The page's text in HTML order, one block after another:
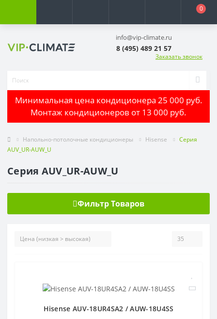
0
info@vip-climate.ru
8 (495) 489 21 57
Заказать звонок
Минимальная цена кондиционера 25 000 руб.
Монтаж кондиционеров от 13 000 руб.
Напольно-потолочные кондиционеры Hisense
Серия
AUV_UR-AUW_U
Серия AUV_UR-AUW_U
Фильтр Товаров
Hisense AUV-18UR4SA2 / AUW-18U4SS